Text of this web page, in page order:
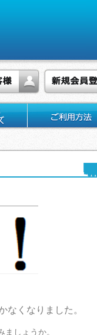
なくなりました。
ましょうか。